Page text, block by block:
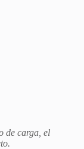
de carga, el